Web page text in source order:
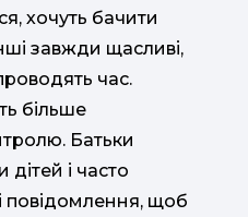
хочуть бачити
завжди щасливі,
час.
більше
Батьки
і часто
повідомлення, щоб